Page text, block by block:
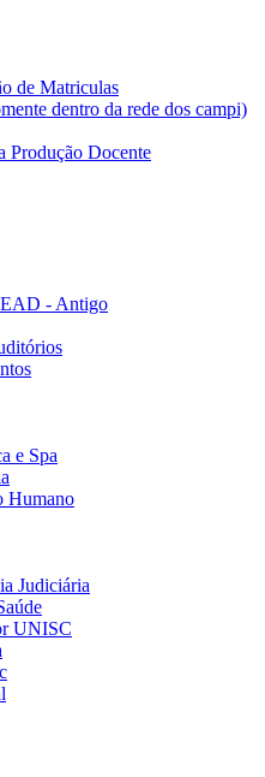
de Matriculas
dentro da rede dos campi)
Produção Docente
EAD - Antigo
e Spa
Humano
Judiciária
UNISC